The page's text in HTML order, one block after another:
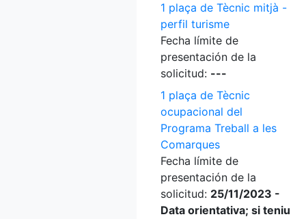
1 plaça de Tècnic mitjà -
perfil turisme
Fecha límite de
presentación de la
solicitud: ---
1 plaça de Tècnic
ocupacional del
Programa Treball a les
Comarques
Fecha límite de
presentación de la
solicitud: 25/11/2023 -
Data orientativa; si teniu